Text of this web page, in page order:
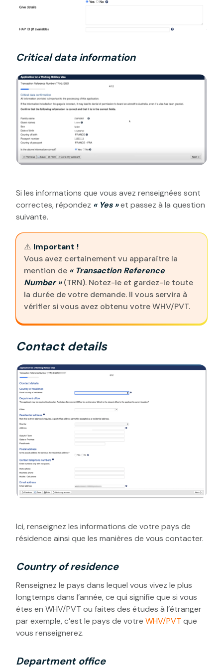
Critical data information
Si les informations que vous avez renseignées sont
correctes, répondez « Yes »et passez à la question
suivante.
⚠️ Important !
Vous avez certainement vu apparaître la
mention de « Transaction Reference
Number »(TRN). Notez-le et gardez-le toute
la durée de votre demande. Il vous servira à
vérifier si vous avez obtenu votre WHV/PVT.
Contact details
Ici, renseignez les informations de votre pays de
résidence ainsi que les manières de vous contacter.
Country of residence
Renseignez le pays dans lequel vous vivez le plus
longtemps dans l’année, ce qui signifie que si vous
êtes en WHV/PVT ou faites des études à l’étranger
par exemple, c’est le pays de votre WHV/PVT que
vous renseignerez.
Department office